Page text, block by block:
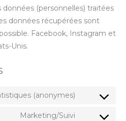
données (personnelles) traitées
données récupérées sont
Facebook, Instagram et
Unis.
(anonymes)
Marketing/Suivi